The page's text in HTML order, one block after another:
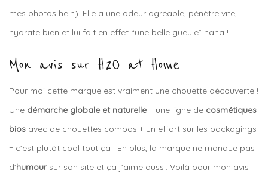
mes photos hein). Elle a une odeur agréable, pénètre vite,
hydrate bien et lui fait en effet “une belle gueule” haha !
Mon avis sur H2O at Home
Pour moi cette marque est vraiment une chouette découverte !
Une démarche globale et naturelle + une ligne de cosmétiques
bios avec de chouettes compos + un effort sur les packagings
= c’est plutôt cool tout ça ! En plus, la marque ne manque pas
d’humoursur son site et ça j’aime aussi. Voilà pour mon avis